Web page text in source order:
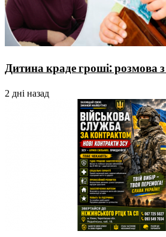
Дитина краде гроші: розмова
2 дні назад